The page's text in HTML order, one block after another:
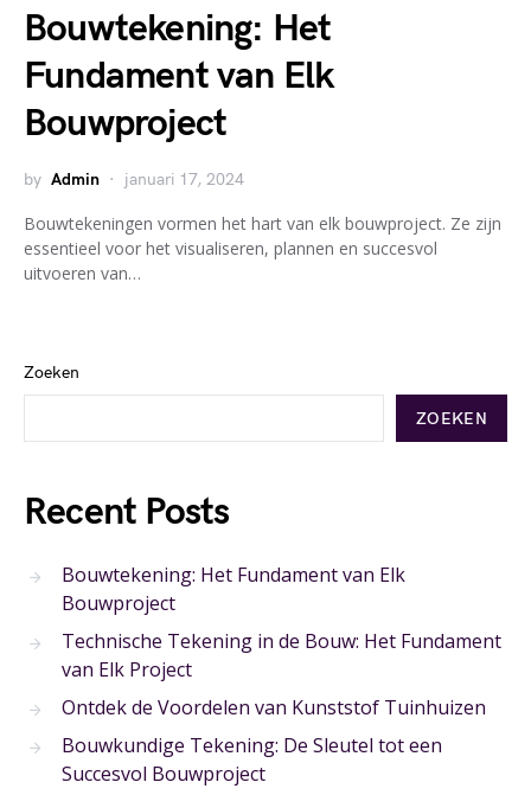
Bouwtekening: Het
Fundament van Elk
Bouwproject
by Admin januari 17, 2024
Bouwtekeningen vormen het hart van elk bouwproject. Ze zijn
essentieel voor het visualiseren, plannen en succesvol
uitvoeren van…
Zoeken
ZOEKEN
Recent Posts
Bouwtekening: Het Fundament van Elk
Bouwproject
Technische Tekening in de Bouw: Het Fundament
van Elk Project
Ontdek de Voordelen van Kunststof Tuinhuizen
Bouwkundige Tekening: De Sleutel tot een
Succesvol Bouwproject